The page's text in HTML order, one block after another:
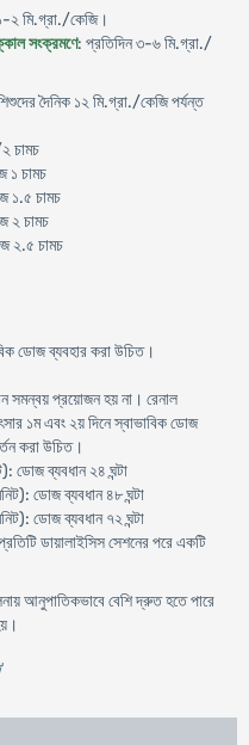
২ মি.গ্রা./কেজি।
সংক্রমণে: প্রতিদিন ৩-৬ মি.গ্রা./
দৈনিক ১২ মি.গ্রা./কেজি পর্যন্ত
চামচ
১ চামচ
১.৫ চামচ
২ চামচ
২.৫ চামচ
ডোজ ব্যবহার করা উচিত।
সমন্বয় প্রয়োজন হয় না। রেনাল
১ম এবং ২য় দিনে স্বাভাবিক ডোজ
করা উচিত।
ডোজ ব্যবধান ২৪ ঘন্টা
ডোজ ব্যবধান ৪৮ ঘন্টা
ডোজ ব্যবধান ৭২ ঘন্টা
ডায়ালাইসিস সেশনের পরে একটি
আনুপাতিকভাবে বেশি দ্রুত হতে পারে
'